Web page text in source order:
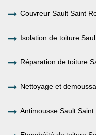
Couvreur Sault Saint
Isolation de toiture
Réparation de toiture
Nettoyage et
Antimousse Sault